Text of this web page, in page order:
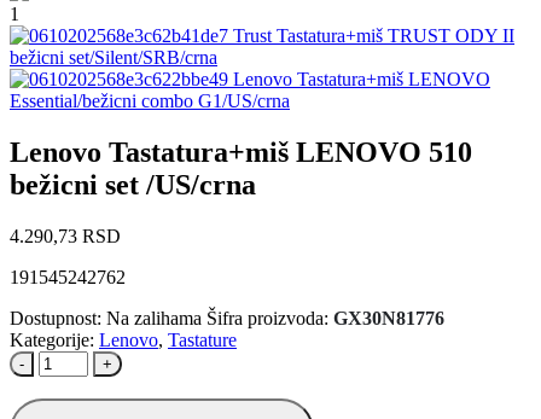
Trust Tastatura+miš TRUST ODY II
bežicni set/Silent/SRB/crna
Lenovo Tastatura+miš LENOVO
Essential/bežicni combo G1/US/crna
Lenovo Tastatura+miš LENOVO 510
bežicni set /US/crna
4.290,73 RSD
191545242762
Dostupnost: Na zalihama Šifra proizvoda: GX30N81776
Kategorije: Lenovo, Tastature
- +